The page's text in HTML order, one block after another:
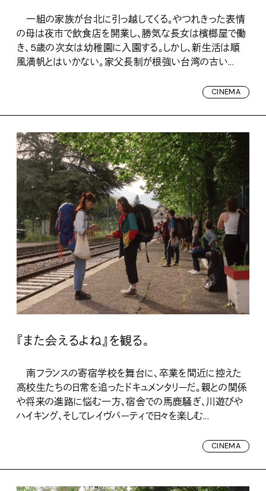
一組の家族が台北に引っ越してくる。やつれきった表情
の母は夜市で飲食店を開業し、勝気な長女は檳榔屋で働
き、5歳の次女は幼稚園に入園する。しかし、新生活は順
風満帆とはいかない。家父長制が根強い台湾の古い...
CINEMA
『また会えるよね』を観る。
南フランスの寄宿学校を舞台に、卒業を間近に控えた
高校生たちの日常を追ったドキュメンタリーだ。親との関係
や将来の進路に悩む一方、宿舎での馬鹿騒ぎ、川遊びや
ハイキング、そしてレイヴパーティで日々を楽しむ...
CINEMA